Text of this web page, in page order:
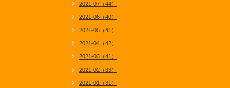
2021-07（44）
2021-06（40）
2021-05（41）
2021-04（42）
2021-03（41）
2021-02（33）
2021-01（31）